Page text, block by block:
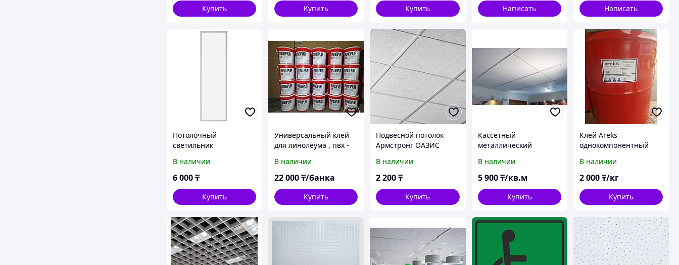
Купить Купить Купить Написать Написать
Потолочный
светильник
В наличии
6 000₸
Купить
Универсальный клей
для линолеума , пвх -
В наличии
22 000₸/банка
Купить
Подвесной потолок
Армстронг ОАЗИС
В наличии
2 200₸
Купить
Кассетный
металлический
комплектующими
В наличии
5 900 ₸/кв.м
Купить
Клей Areks
однокомпонентный
резиновой крошки
В наличии
2 000₸/кг
Купить